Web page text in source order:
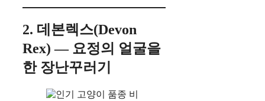
2. 데본렉스(Devon
Rex) — 요정의 얼굴을
한 장난꾸러기